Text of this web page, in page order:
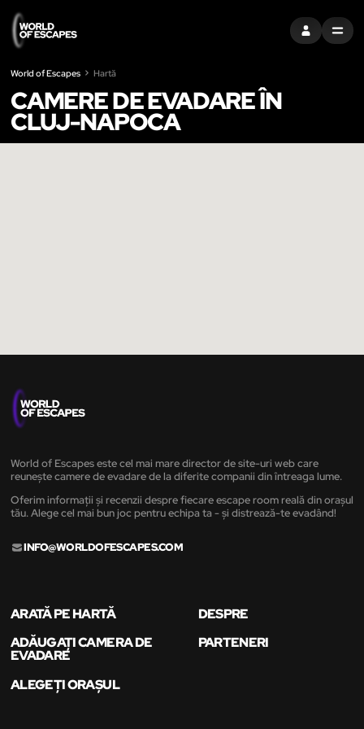
CONECTAȚI-
MENU
World of Escapes Hartă
CAMERE DE EVADARE ÎN
CLUJ-NAPOCA
World of Escapes este cel mai mare director de site-uri web care
reunește camere de evadare de la diferite companii din întreaga lume.
Oferim informații și recenzii despre fiecare escape room reală din orașul
tău. Alege cel mai bun joc pentru echipa ta - și distrează-te evadând!
INFO@WORLDOFESCAPES.COM
ARATĂ PE HARTĂ
DESPRE
ADĂUGAȚI CAMERA DE
EVADARE
PARTENERI
ALEGEȚI ORAȘUL